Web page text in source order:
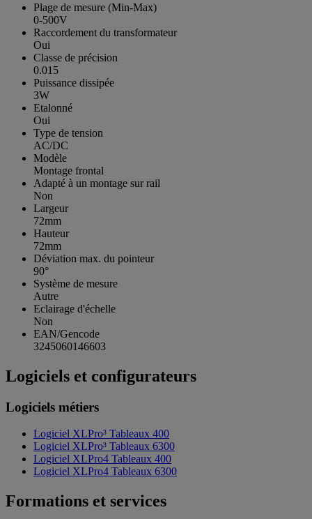
Plage de mesure (Min-Max)
0-500V
Raccordement du transformateur
Oui
Classe de précision
0.015
Puissance dissipée
3W
Etalonné
Oui
Type de tension
AC/DC
Modèle
Montage frontal
Adapté à un montage sur rail
Non
Largeur
72mm
Hauteur
72mm
Déviation max. du pointeur
90°
Système de mesure
Autre
Eclairage d'échelle
Non
EAN/Gencode
3245060146603
Logiciels et configurateurs
Logiciels métiers
Logiciel XLPro³ Tableaux 400
Logiciel XLPro³ Tableaux 6300
Logiciel XLPro4 Tableaux 400
Logiciel XLPro4 Tableaux 6300
Formations et services